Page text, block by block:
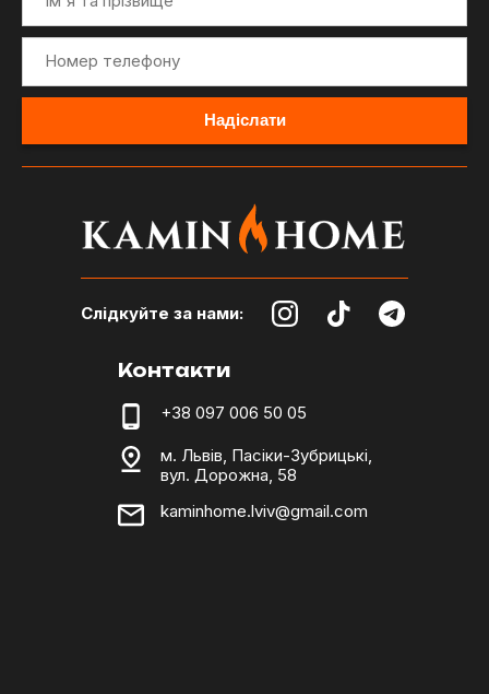
Слідкуйте за нами:
Контакти
+38 097 006 50 05
м. Львів, Пасіки-Зубрицькі,
вул. Дорожна, 58
kaminhome.lviv@gmail.com